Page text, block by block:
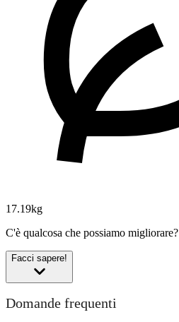
17.19kg
C'è qualcosa che possiamo migliorare?
Facci sapere!
Domande frequenti